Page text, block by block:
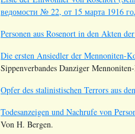
ведомости № 22, от 15 марта 1916
Personen aus Rosenort in den Akten
Die ersten Ansiedler der Mennoniten-
Sippenverbandes Danziger
Opfer des stalinistischen Terrors aus
Todesanzeigen und Nachrufe von
Von H. Bergen.